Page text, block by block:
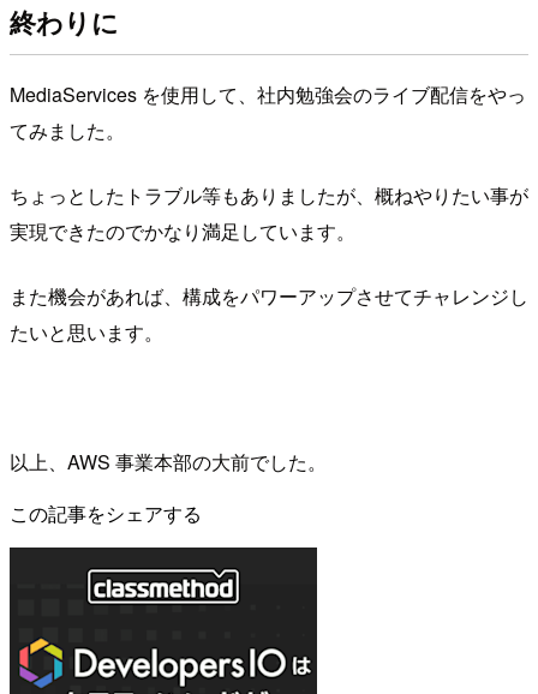
終わりに
MediaServices を使用して、社内勉強会のライブ配信をやっ
てみました。
ちょっとしたトラブル等もありましたが、概ねやりたい事が
実現できたのでかなり満足しています。
また機会があれば、構成をパワーアップさせてチャレンジし
たいと思います。
以上、AWS 事業本部の大前でした。
この記事をシェアする